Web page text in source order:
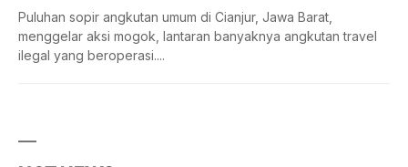
Puluhan sopir angkutan umum di Cianjur, Jawa Barat,
menggelar aksi mogok, lantaran banyaknya angkutan travel
ilegal yang beroperasi....